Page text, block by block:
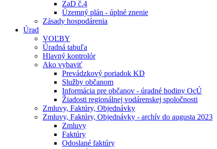
ZaD č.4
Územný plán - úplné znenie
Zásady hospodárenia
Úrad
VOĽBY
Úradná tabuľa
Hlavný kontrolór
Ako vybaviť
Prevádzkový poriadok KD
Služby občanom
Informácia pre občanov - úradné hodiny OcÚ
Žiadosti regionálnej vodárenskej spoločnosti
Zmluvy, Faktúry, Objednávky
Zmluvy, Faktúry, Objednávky - archív do augusta 2023
Zmluvy
Faktúry
Odoslané faktúry